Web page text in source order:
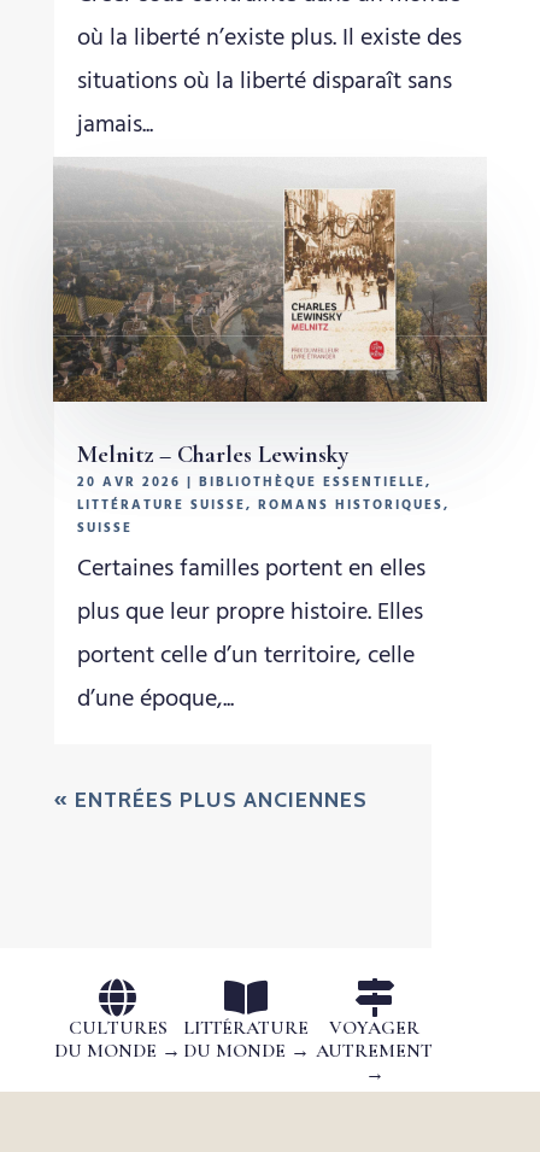
où la liberté n’existe plus. Il existe des
situations où la liberté disparaît sans
jamais...
Melnitz – Charles Lewinsky
20 AVR 2026 | BIBLIOTHÈQUE ESSENTIELLE,
LITTÉRATURE SUISSE, ROMANS HISTORIQUES,
SUISSE
Certaines familles portent en elles
plus que leur propre histoire. Elles
portent celle d’un territoire, celle
d’une époque,...
« ENTRÉES PLUS ANCIENNES

CULTURES
DU MONDE →

LITTÉRATURE
DU MONDE →

VOYAGER
AUTREMENT
→